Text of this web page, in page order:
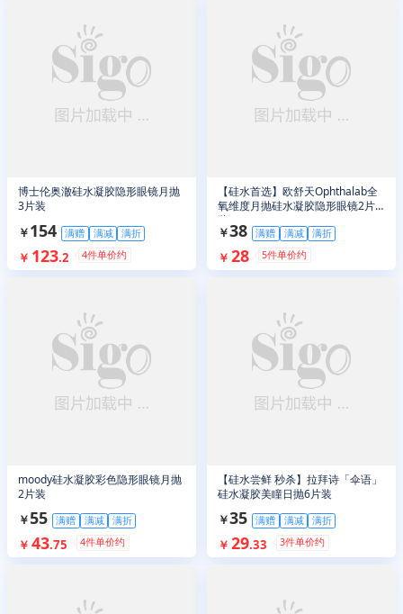
博士伦奥澈硅水凝胶隐形眼镜月抛
3片装
￥154 满赠 满减 满折
￥ 123.2 4件单价约
【硅水首选】欧舒天Ophthalab全
氧维度月抛硅水凝胶隐形眼镜2片
装
￥38 满赠 满减 满折
￥ 28 5件单价约
moody硅水凝胶彩色隐形眼镜月抛
2片装
￥55 满赠 满减 满折
￥ 43.75 4件单价约
【硅水尝鲜 秒杀】拉拜诗「伞语」
硅水凝胶美瞳日抛6片装
￥35 满赠 满减 满折
￥ 29.33 3件单价约